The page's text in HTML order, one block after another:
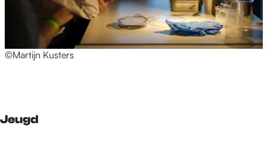
©Martijn Kusters
Jeugd